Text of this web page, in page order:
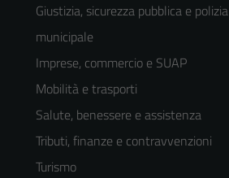
Giustizia, sicurezza pubblica e polizia
municipale
Imprese, commercio e SUAP
Mobilità e trasporti
Salute, benessere e assistenza
Tributi, finanze e contravvenzioni
Turismo